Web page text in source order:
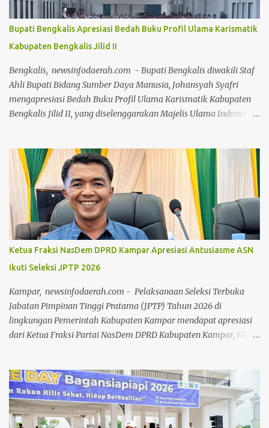
berolahraga, mulai dari senam bersama, joging, hingga
bersepeda. Selain menjadi ajang menjaga kebugaran dan
bersilaturahmi, CFD kali ini juga sukses menjadi motor penggerak
ekonomi daerah. Puluhan pelaku Usaha Mikro, Kecil, dan
Menengah (UMKM) lokal yang memadati area kegiatan
melaporkan lonjakan omzet yang positif berkat ramainya pe...
Bupati Bengkalis Apresiasi Bedah Buku Profil Ulama Karismatik
Kabupaten Bengkalis Jilid II
Bengkalis, newsinfodaerah.com - Bupati Bengkalis diwakili Staf
Ahli Bupati Bidang Sumber Daya Manusia, Johansyah Syafri
mengapresiasi Bedah Buku Profil Ulama Karismatik Kabupaten
Bengkalis Jilid II, yang diselenggarakan Majelis Ulama Indonesia
during dengan menghadirkan berbagai tokoh selaku narasumber,
Jumat 24 Juli 2026, di aula gedung Diklat Jalan Kelapapati Darat
Bengkalis. Dalam sambutannya, Johan mengatakan, kegiatan
bedah buku ini memiliki makna yang sangat penting karena
bukan sekadar membahas isi sebuah buku, tetapi juga menggali
kembali nilai-nilai perjuangan, keteladanan dan warisan
keilmuan para ulama yang telah memberi warna dalam
perjalanan sejarah Negeri Junjungan. "Melalui forum bedah buku
ini, kita tidak hanya memperkenalkan buku kepada masyarakat,
tetapi juga mengkajinya secara lebih mendalam. Sebab sebuah
buku akan memiliki nilai yang jauh...
Ketua Fraksi NasDem DPRD Kampar Apresiasi Antusiasme ASN
Ikuti Seleksi JPTP 2026
Kampar, newsinfodaerah.com - Pelaksanaan Seleksi Terbuka
Jabatan Pimpinan Tinggi Pratama (JPTP) Tahun 2026 di
lingkungan Pemerintah Kabupaten Kampar mendapat apresiasi
dari Ketua Fraksi Partai NasDem DPRD Kabupaten Kampar, Eko
semangat dan keinginan kuat untuk berkontribusi dalam
pembangunan daerah. "Kami mengapresiasi banyaknya ASN
yang ingin berkontribusi untuk memajukan Kabupaten Kampar
melalui Seleksi Terbuka JPTP Tahun 2026 yang dilaksanakan